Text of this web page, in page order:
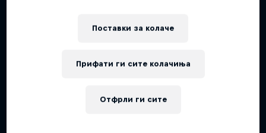
Поставки за колачe
Отфрли ги сите
Прифати ги сите колачиња